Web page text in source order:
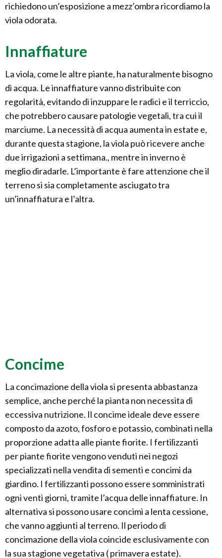
richiedono un’esposizione a mezz’ombra ricordiamo la
viola odorata.
Innaffiature
La viola, come le altre piante, ha naturalmente bisogno
di acqua. Le innaffiature vanno distribuite con
regolarità, evitando di inzuppare le radici e il terriccio,
che potrebbero causare patologie vegetali, tra cui il
marciume. La necessità di acqua aumenta in estate e,
durante questa stagione, la viola può ricevere anche
due irrigazioni a settimana., mentre in inverno è
meglio diradarle. L’importante è fare attenzione che il
terreno si sia completamente asciugato tra
un’innaffiatura e l’altra.
Concime
La concimazione della viola si presenta abbastanza
semplice, anche perché la pianta non necessita di
eccessiva nutrizione. Il concime ideale deve essere
composto da azoto, fosforo e potassio, combinati nella
proporzione adatta alle piante fiorite. I fertilizzanti
per piante fiorite vengono venduti nei negozi
specializzati nella vendita di sementi e concimi da
giardino. I fertilizzanti possono essere somministrati
ogni venti giorni, tramite l’acqua delle innaffiature. In
alternativa si possono usare concimi a lenta cessione,
che vanno aggiunti al terreno. Il periodo di
concimazione della viola coincide esclusivamente con
la sua stagione vegetativa ( primavera estate).